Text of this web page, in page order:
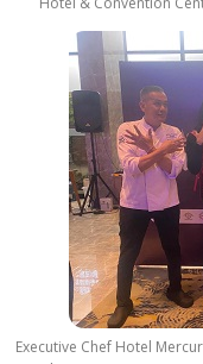
Executive Chef Hotel